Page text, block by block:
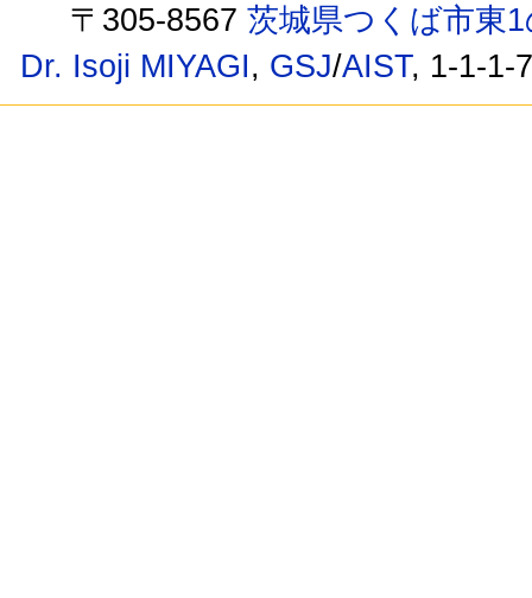
〒305-8567茨城県つくば市東
Dr. Isoji MIYAGI, GSJ/AIST, 1-1-1-